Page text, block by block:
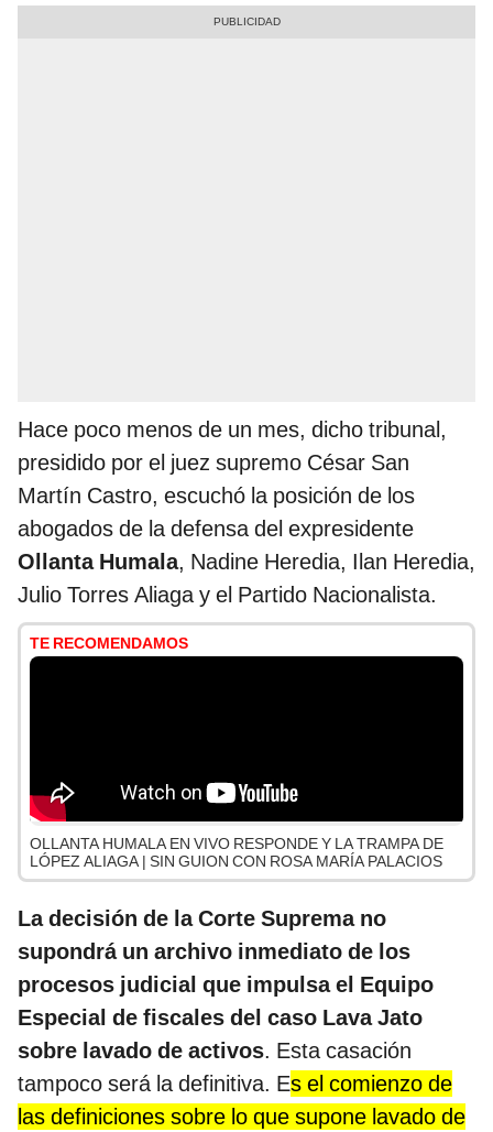
Hace poco menos de un mes, dicho tribunal,
presidido por el juez supremo César San
Martín Castro, escuchó la posición de los
abogados de la defensa del expresidente
Ollanta Humala, Nadine Heredia, Ilan Heredia,
Julio Torres Aliaga y el Partido Nacionalista.
TE RECOMENDAMOS
OLLANTA HUMALA EN VIVO RESPONDE Y LA TRAMPA DE
LÓPEZ ALIAGA | SIN GUION CON ROSA MARÍA PALACIOS
La decisión de la Corte Suprema no
supondrá un archivo inmediato de los
procesos judicial que impulsa el Equipo
Especial de fiscales del caso Lava Jato
sobre lavado de activos. Esta casación
tampoco será la definitiva. Es el comienzo de
las definiciones sobre lo que supone lavado de